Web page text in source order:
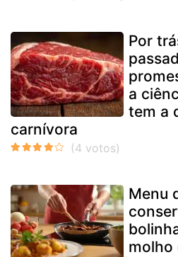
Por
a
tem a
carnívora
Menu
molho